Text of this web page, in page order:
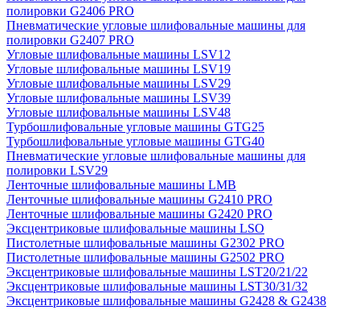
полировки G2406 PRO
Пневматические угловые шлифовальные машины для
полировки G2407 PRO
Угловые шлифовальные машины LSV12
Угловые шлифовальные машины LSV19
Угловые шлифовальные машины LSV29
Угловые шлифовальные машины LSV39
Угловые шлифовальные машины LSV48
Турбошлифовальные угловые машины GTG25
Турбошлифовальные угловые машины GTG40
Пневматические угловые шлифовальные машины для
полировки LSV29
Ленточные шлифовальные машины LMB
Ленточные шлифовальные машины G2410 PRO
Ленточные шлифовальные машины G2420 PRO
Эксцентриковые шлифовальные машины LSO
Пистолетные шлифовальные машины G2302 PRO
Пистолетные шлифовальные машины G2502 PRO
Эксцентриковые шлифовальные машины LST20/21/22
Эксцентриковые шлифовальные машины LST30/31/32
Эксцентриковые шлифовальные машины G2428 & G2438